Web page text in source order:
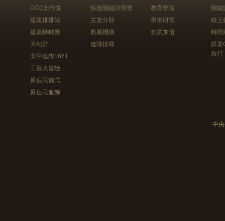
CCC創作集
建築排排站
建築轉轉樂
天地宮
安平追想1661
工藝大冒險
原住民儀式
原住民服飾
快速關鍵詞導覽
主題分類
典藏機構
進階搜尋
教育學習
學術研究
創意加值
關鍵
線上
時間
跟
旅行
中